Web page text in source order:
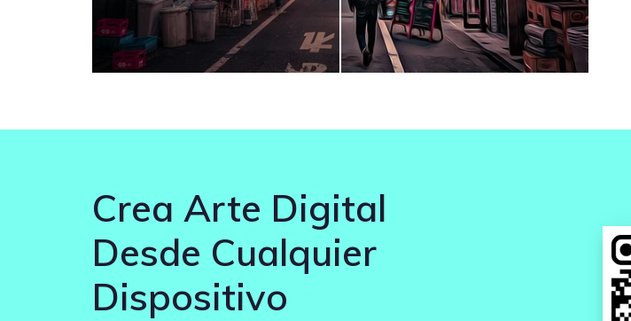
Crea Arte Digital
Desde Cualquier
Dispositivo